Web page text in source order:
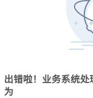
出错啦！业务系统
为